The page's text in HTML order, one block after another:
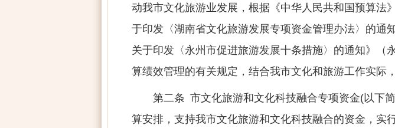
动我市文化旅游业发展，根据《中华人民共和国预算法
于印发〈湖南省文化旅游发展专项资金管理办法〉的通
关于印发〈永州市促进旅游发展十条措施〉的通知》（
算绩效管理的有关规定，结合我市文化和旅游工作实际
第二条 市文化旅游和文化科技融合专项资金(以下
算安排，支持我市文化旅游和文化科技融合的资金，实